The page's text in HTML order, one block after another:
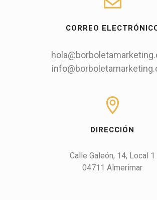
CORREO
DIRECCIÓN
Calle Galeón, 14, Local 1
04711 Almerimar